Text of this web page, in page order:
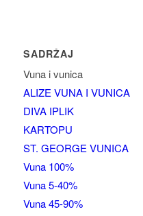
SADRŽAJ
Vuna i vunica
ALIZE VUNA I VUNICA
DIVA IPLIK
KARTOPU
ST. GEORGE VUNICA
Vuna 100%
Vuna 5-40%
Vuna 45-90%